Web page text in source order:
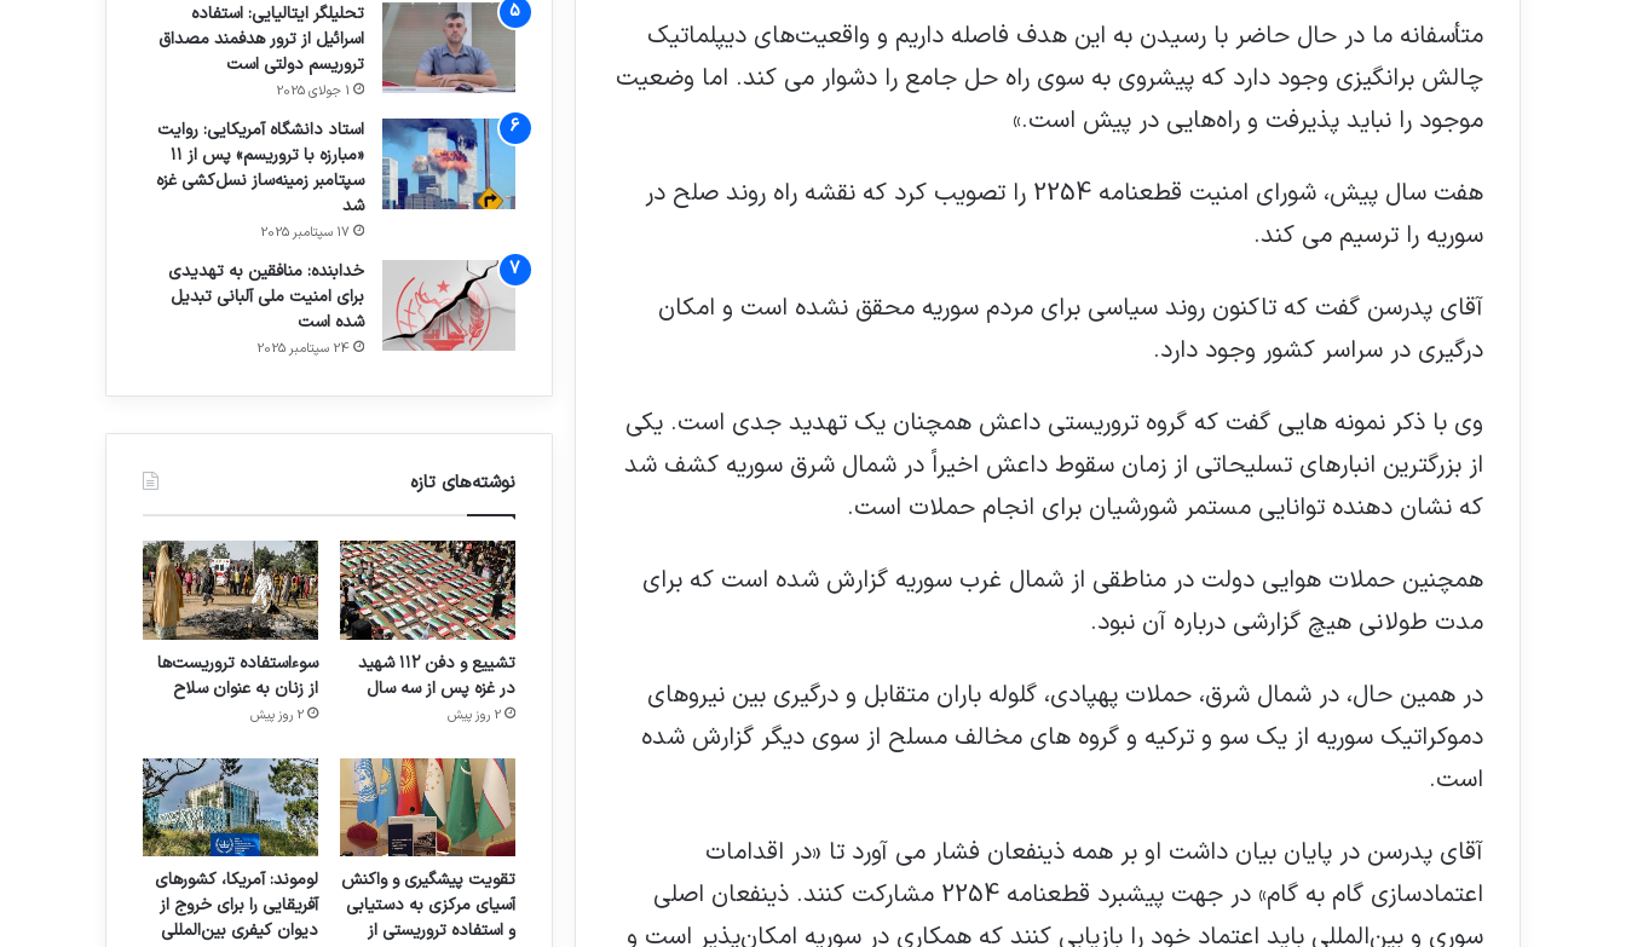
متأسفانه ما در حال حاضر با رسیدن به این هدف فاصله داریم و واقعیت‌های دیپلماتیک
چالش برانگیزی وجود دارد که پیشروی به سوی راه حل جامع را دشوار می کند. اما وضعیت
موجود را نباید پذیرفت و راه‌هایی در پیش است.»
هفت سال پیش، شورای امنیت قطعنامه 2254 را تصویب کرد که نقشه راه روند صلح در
سوریه را ترسیم می کند.
آقای پدرسن گفت که تاکنون روند سیاسی برای مردم سوریه محقق نشده است و امکان
درگیری در سراسر کشور وجود دارد.
وی با ذکر نمونه هایی گفت که گروه تروریستی داعش همچنان یک تهدید جدی است. یکی
از بزرگترین انبارهای تسلیحاتی از زمان سقوط داعش اخیراً در شمال شرق سوریه کشف شد
که نشان دهنده توانایی مستمر شورشیان برای انجام حملات است.
همچنین حملات هوایی دولت در مناطقی از شمال غرب سوریه گزارش شده است که برای
مدت طولانی هیچ گزارشی درباره آن نبود.
در همین حال، در شمال شرق، حملات پهپادی، گلوله باران متقابل و درگیری بین نیروهای
دموکراتیک سوریه از یک سو و ترکیه و گروه های مخالف مسلح از سوی دیگر گزارش شده
است.
آقای پدرسن در پایان بیان داشت او بر همه ذینفعان فشار می آورد تا «در اقدامات
اعتمادسازی گام به گام» در جهت پیشبرد قطعنامه 2254 مشارکت کنند. ذینفعان اصلی
سوری و بین‌المللی باید اعتماد خود را بازیابی کنند که همکاری در سوریه امکان‌پذیر است و
تروریسم حیاتی است
همدستی با تروریسم به نام گزارشگری پیرامون
تحلیلگر ایتالیایی: استفاده
اسرائیل از ترور هدفمند مصداق
تروریسم دولتی است
1 جولای 2025
استاد دانشگاه آمریکایی: روایت
«مبارزه با تروریسم» پس از ۱۱
سپتامبر زمینه‌ساز نسل‌کشی غزه
شد
17 سپتامبر 2025
خدابنده: منافقین به تهدیدی
برای امنیت ملی آلبانی تبدیل
شده است
24 سپتامبر 2025
نوشته‌های تازه
تشییع و دفن ۱۱۲ شهید
در غزه پس از سه سال
2 روز پیش
سوءاستفاده تروریست‌ها
از زنان به عنوان سلاح
2 روز پیش
تقویت پیشگیری و واکنش
آسیای مرکزی به دستیابی
و استفاده تروریستی از
لوموند: آمریکا، کشورهای
آفریقایی را برای خروج از
دیوان کیفری بین‌المللی